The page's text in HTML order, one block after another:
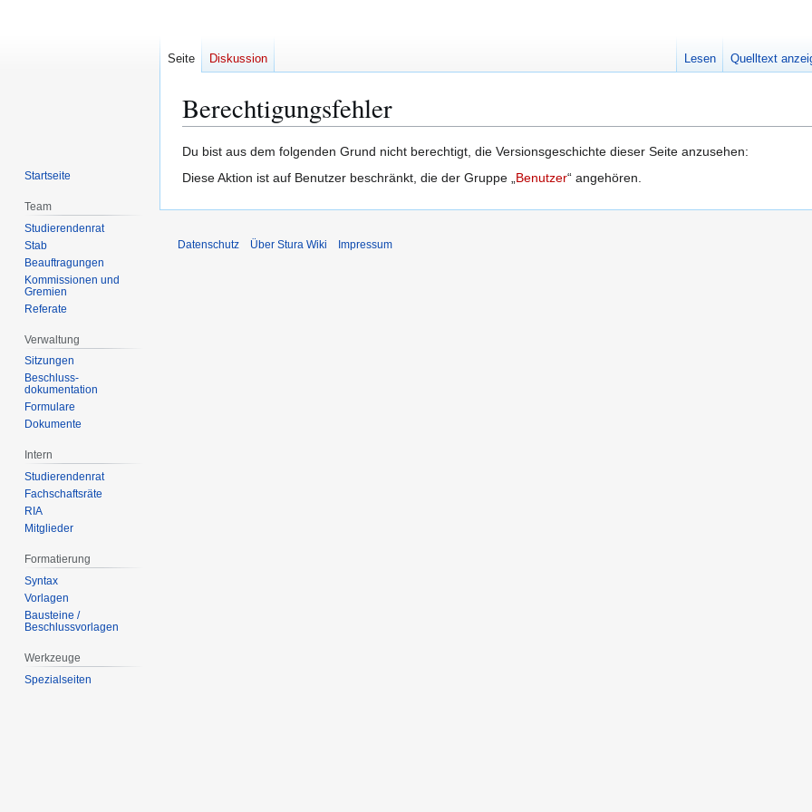
Berechtigungsfehler
Zur
Navigation
Zur
Suche
Du bist aus dem folgenden Grund nicht berechtigt, die Versionsgeschichte dieser Seite anzusehen:
Diese Aktion ist auf Benutzer beschränkt, die der Gruppe „Benutzer“ angehören.
Seite Diskussion Lesen Quelltext
Startseite
Team
Studierendenrat
Stab
Beauftragungen
Kommissionen und
Gremien
Referate
Verwaltung
Sitzungen
Beschluss-
dokumentation
Formulare
Dokumente
Intern
Studierendenrat
Fachschaftsräte
RIA
Mitglieder
Formatierung
Syntax
Vorlagen
Bausteine /
Beschlussvorlagen
Werkzeuge
Spezialseiten
Datenschutz Über Stura Wiki Impressum